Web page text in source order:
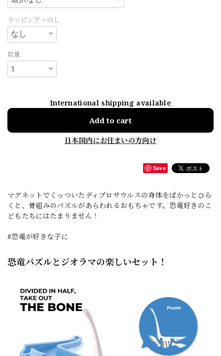
ラッピング＋のし
数量
International shipping available
Add to cart
日本国内にお住まいの方向け
Save
マグネットでくっついたディプロサウルスの身体をぱかっとひら
くと、骨組みのパズルがあらわれるおもちゃです。恐竜好きのこ
どもたちにはたまりません！
#恐竜が好きな子に
恐竜パズルとジオラマの楽しいセット！